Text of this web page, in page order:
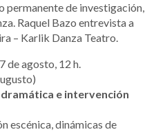
permanente de investigación,
Raquel Bazo entrevista a
– Karlik Danza Teatro.
de agosto, 12 h.
e intervención
escénica, dinámicas de